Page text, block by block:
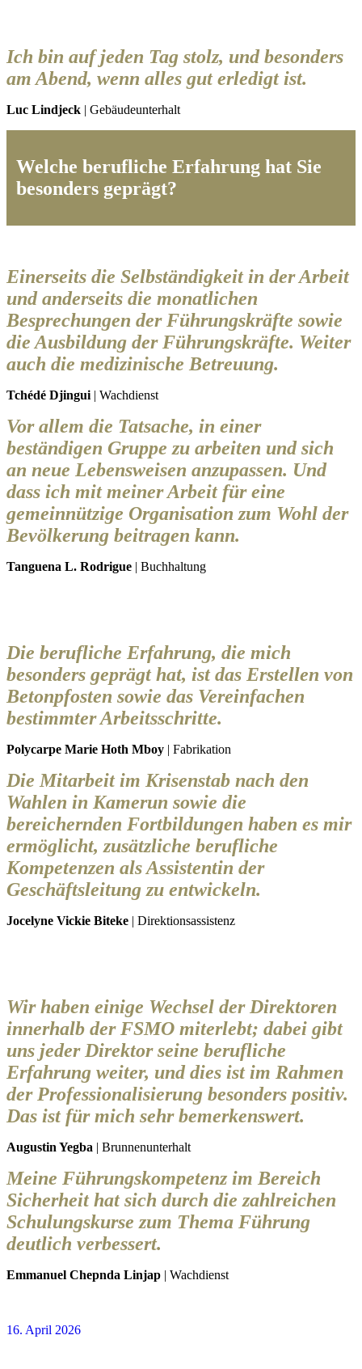
Ich bin auf jeden Tag stolz, und besonders
am Abend, wenn alles gut erledigt ist.
Luc Lindjeck | Gebäudeunterhalt
Welche berufliche Erfahrung hat Sie
besonders geprägt?
Einerseits die Selbständigkeit in der Arbeit
und anderseits die monatlichen
Besprechungen der Führungskräfte sowie
die Ausbildung der Führungskräfte. Weiter
auch die medizinische Betreuung.
Tchédé Djingui | Wachdienst
Vor allem die Tatsache, in einer
beständigen Gruppe zu arbeiten und sich
an neue Lebensweisen anzupassen. Und
dass ich mit meiner Arbeit für eine
gemeinnützige Organisation zum Wohl der
Bevölkerung beitragen kann.
Tanguena L. Rodrigue | Buchhaltung
Die berufliche Erfahrung, die mich
besonders geprägt hat, ist das Erstellen von
Betonpfosten sowie das Vereinfachen
bestimmter Arbeitsschritte.
Polycarpe Marie Hoth Mboy | Fabrikation
Die Mitarbeit im Krisenstab nach den
Wahlen in Kamerun sowie die
bereichernden Fortbildungen haben es mir
ermöglicht, zusätzliche berufliche
Kompetenzen als Assistentin der
Geschäftsleitung zu entwickeln.
Jocelyne Vickie Biteke | Direktionsassistenz
Wir haben einige Wechsel der Direktoren
innerhalb der FSMO miterlebt; dabei gibt
uns jeder Direktor seine berufliche
Erfahrung weiter, und dies ist im Rahmen
der Professionalisierung besonders positiv.
Das ist für mich sehr bemerkenswert.
Augustin Yegba | Brunnenunterhalt
Meine Führungskompetenz im Bereich
Sicherheit hat sich durch die zahlreichen
Schulungskurse zum Thema Führung
deutlich verbessert.
Emmanuel Chepnda Linjap | Wachdienst
16. April 2026